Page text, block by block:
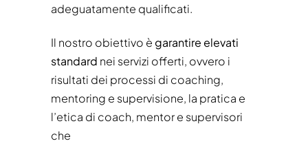
adeguatamente qualificati.
Il nostro obiettivo ègarantire elevati
standard nei servizi offerti, ovvero i
risultati dei processi di coaching,
mentoring e supervisione, la pratica e
l’etica di coach, mentor e supervisori
che